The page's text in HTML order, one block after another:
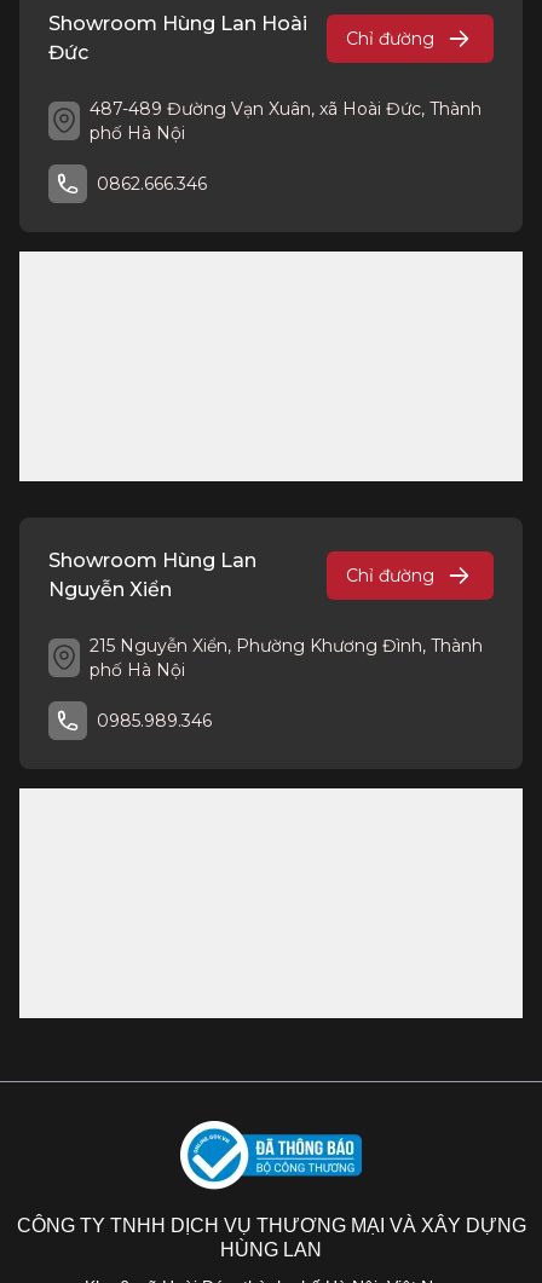
Showroom Hùng Lan Hoài
Đức
Chỉ đường
487-489 Đường Vạn Xuân, xã Hoài Đức, Thành
phố Hà Nội
0862.666.346
Showroom Hùng Lan
Nguyễn Xiển
Chỉ đường
215 Nguyễn Xiển, Phường Khương Đình, Thành
phố Hà Nội
0985.989.346
CÔNG TY TNHH DỊCH VỤ THƯƠNG MẠI VÀ XÂY DỰNG
HÙNG LAN